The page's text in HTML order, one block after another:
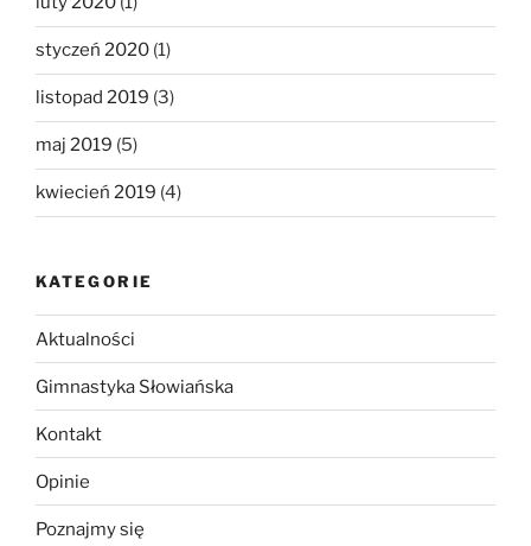
styczeń 2020 (1)
listopad 2019 (3)
maj 2019 (5)
kwiecień 2019 (4)
KATEGORIE
Aktualności
Gimnastyka Słowiańska
Kontakt
Opinie
Poznajmy się